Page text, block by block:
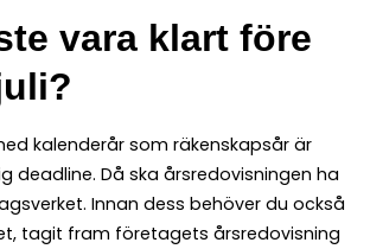
vara klart före
kalenderår som räkenskapsår är
deadline. Då ska årsredovisningen ha
Innan dess behöver du också
tagit fram företagets årsredovisning